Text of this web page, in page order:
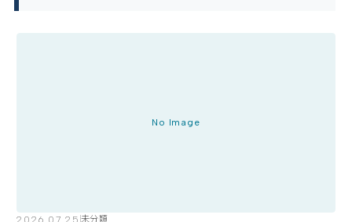
No Image
2026.07.25 未分類